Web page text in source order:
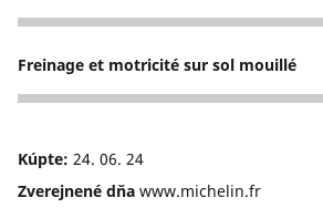
5
Freinage et motricité sur sol mouillé
5
Kúpte: 24. 06. 24
Zverejnené dňa www.michelin.fr